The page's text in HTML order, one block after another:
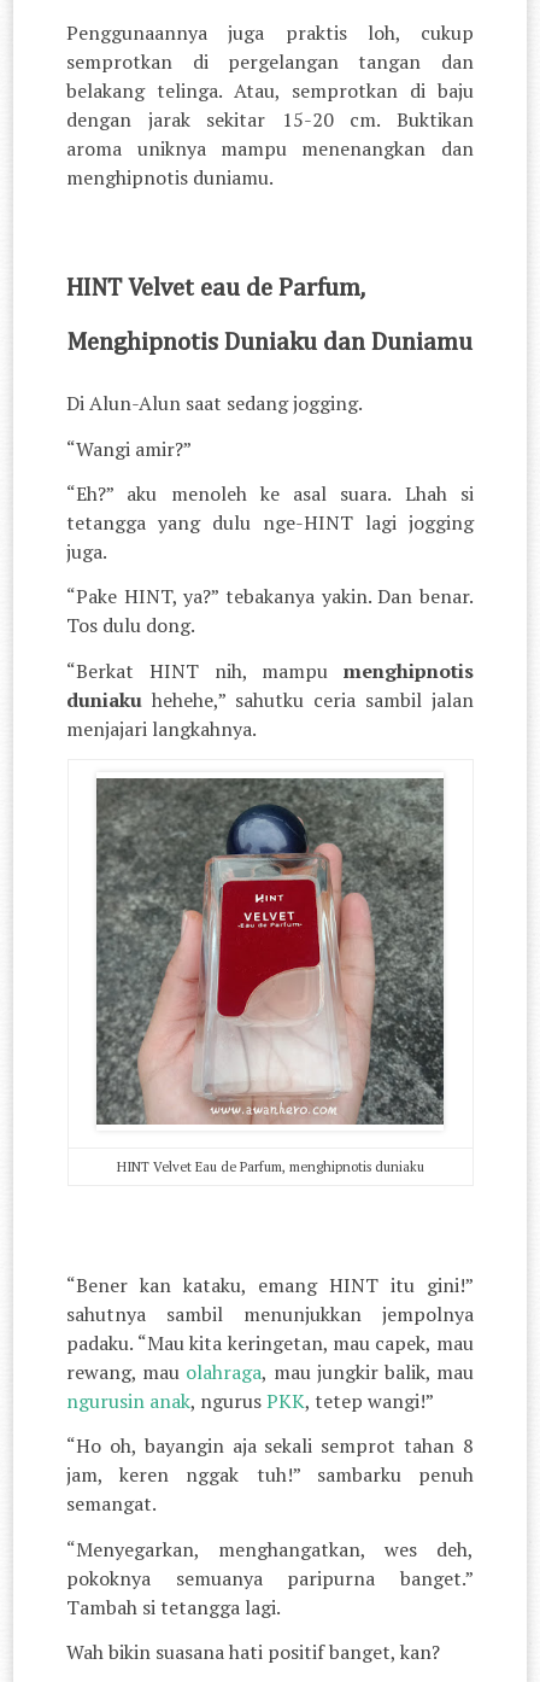
Penggunaannya juga praktis loh, cukup
semprotkan di pergelangan tangan dan
belakang telinga. Atau, semprotkan di baju
dengan jarak sekitar 15-20 cm. Buktikan
aroma uniknya mampu menenangkan dan
menghipnotis duniamu.
HINT Velvet eau de Parfum,
Menghipnotis Duniaku dan Duniamu
Di Alun-Alun saat sedang jogging.
“Wangi amir?”
“Eh?” aku menoleh ke asal suara. Lhah si
tetangga yang dulu nge-HINT lagi jogging
juga.
“Pake HINT, ya?” tebakanya yakin. Dan benar.
Tos dulu dong.
“Berkat HINT nih, mampu menghipnotis
duniaku hehehe,” sahutku ceria sambil jalan
menjajari langkahnya.
HINT Velvet Eau de Parfum, menghipnotis duniaku
“Bener kan kataku, emang HINT itu gini!”
sahutnya sambil menunjukkan jempolnya
padaku. “Mau kita keringetan, mau capek, mau
rewang, mau olahraga, mau jungkir balik, mau
ngurusin anak, ngurusPKK, tetep wangi!”
“Ho oh, bayangin aja sekali semprot tahan 8
jam, keren nggak tuh!” sambarku penuh
semangat.
“Menyegarkan, menghangatkan, wes deh,
pokoknya semuanya paripurna banget.”
Tambah si tetangga lagi.
Wah bikin suasana hati positif banget, kan?